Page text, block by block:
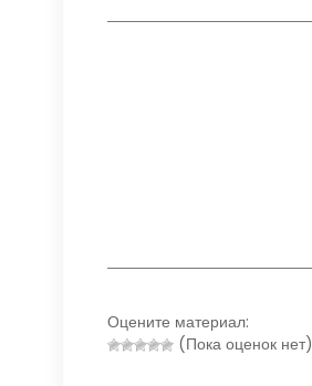
Оцените материал:
(Пока оценок нет)